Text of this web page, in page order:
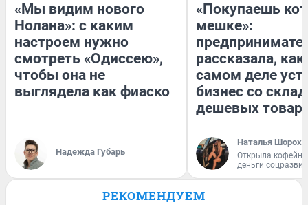
«Мы видим нового
Нолана»: с каким
настроем нужно
смотреть «Одиссею»,
чтобы она не
выглядела как фиаско
Надежда Губарь
«Покупаешь
мешке»:
рассказала, как
самом деле
бизнес со
дешевых
Наталья
Открыла
деньги
РЕКОМЕНДУЕМ